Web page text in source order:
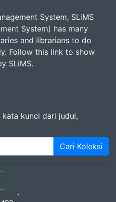
System, SLiMS
System) has many
and librarians to do
Follow this link to show
SLiMS.
kunci dari judul,
Cari Koleksi